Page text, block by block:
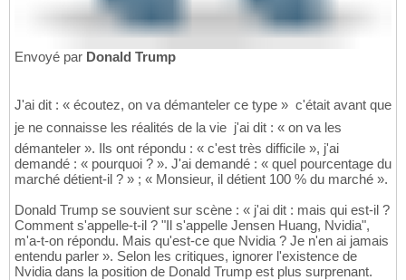
Envoyé par Donald Trump
J'ai dit : « écoutez, on va démanteler ce type »  c'était avant que
je ne connaisse les réalités de la vie  j'ai dit : « on va les
démanteler ». Ils ont répondu : « c'est très difficile », j'ai
demandé : « pourquoi ? ». J'ai demandé : « quel pourcentage du
marché détient-il ? » ; « Monsieur, il détient 100 % du marché ».
Donald Trump se souvient sur scène : « j'ai dit : mais qui est-il ?
Comment s'appelle-t-il ? "Il s'appelle Jensen Huang, Nvidia",
m'a-t-on répondu. Mais qu'est-ce que Nvidia ? Je n'en ai jamais
entendu parler ». Selon les critiques, ignorer l'existence de
Nvidia dans la position de Donald Trump est plus surprenant.